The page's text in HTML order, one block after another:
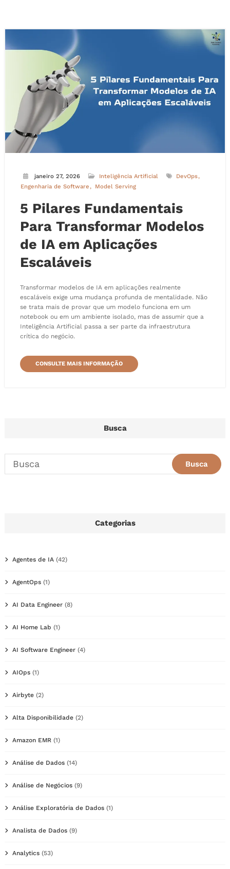
janeiro 27, 2026 Inteligência Artificial
DevOps
Engenharia de Software
Model Serving
5 Pilares Fundamentais
Para Transformar Modelos
de IA em Aplicações
Escaláveis
Transformar modelos de IA em aplicações realmente
escaláveis exige uma mudança profunda de mentalidade. Não
se trata mais de provar que um modelo funciona em um
notebook ou em um ambiente isolado, mas de assumir que a
Inteligência Artificial passa a ser parte da infraestrutura
crítica do negócio.
CONSULTE MAIS INFORMAÇÃO
Busca
Categorias
Agentes de IA (42)
AgentOps (1)
AI Data Engineer (8)
AI Home Lab (1)
AI Software Engineer (4)
AIOps (1)
Airbyte (2)
Alta Disponibilidade (2)
Amazon EMR (1)
Análise de Dados (14)
Análise de Negócios (9)
Análise Exploratória de Dados (1)
Analista de Dados (9)
Analytics (53)